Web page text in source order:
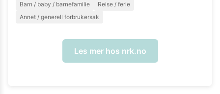
Barn / baby / barnefamilie
Reise / ferie
Annet / generell forbrukersak
Les mer hos nrk.no